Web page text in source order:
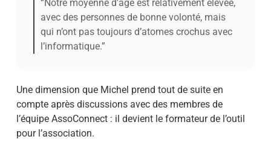
“Notre moyenne d'âge est relativement élevée,
avec des personnes de bonne volonté, mais
qui n’ont pas toujours d’atomes crochus avec
l’informatique.”
Une dimension que Michel prend tout de suite en
compte après discussions avec des membres de
l’équipe AssoConnect : il devient le formateur de l’outil
pour l’association.